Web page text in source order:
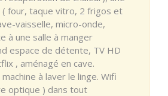
( four, taque vitro, 2 frigos et
vaisselle, micro-onde,
à une salle à manger
espace de détente, TV HD
, aménagé en cave.
à laver le linge. Wifi
optique ) dans tout